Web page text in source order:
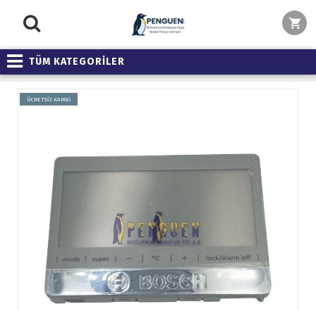
TÜM KATEGORİLER
ÜCRETSİZ KARGO